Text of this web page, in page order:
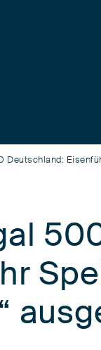
Deutschland: